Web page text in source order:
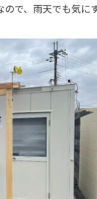
で、雨天でも気に